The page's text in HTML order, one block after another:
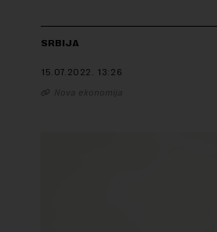
SRBIJA
15.07.2022. 13:26
Nova ekonomija